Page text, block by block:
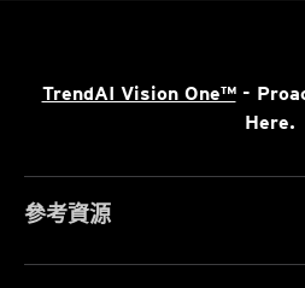
TrendAI Vision One™-
Here.
參考資源